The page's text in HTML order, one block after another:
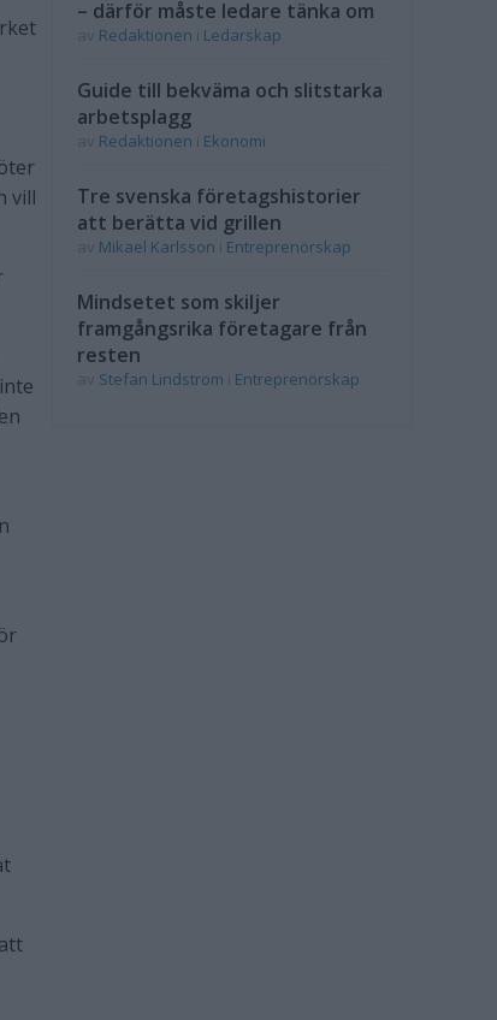
vill
– därför måste ledare tänka om
Redaktionen Ledarskap
Guide till bekväma och slitstarka
arbetsplagg
Redaktionen Ekonomi
Tre svenska företagshistorier
att berätta vid grillen
Mikael Karlsson Entreprenörskap
Mindsetet som skiljer
framgångsrika företagare från
resten
Stefan Lindstrom Entreprenörskap